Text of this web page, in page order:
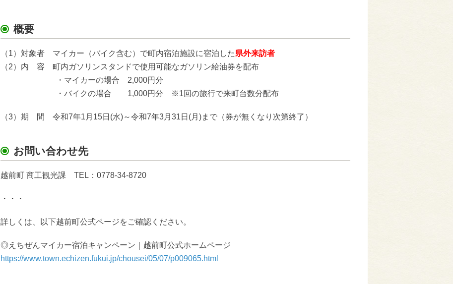
概要
（1）対象者 マイカー（バイク含む）で町内宿泊施設に宿泊した県外来訪者
（2）内 容 町内ガソリンスタンドで使用可能なガソリン給油券を配布
・マイカーの場合 2,000円分
・バイクの場合 1,000円分 ※1回の旅行で来町台数分配布
（3）期 間 令和7年1月15日(水)～令和7年3月31日(月)まで（券が無くなり次第終了）
お問い合わせ先
越前町 商工観光課 TEL：0778-34-8720
・・・
詳しくは、以下越前町公式ページをご確認ください。
◎えちぜんマイカー宿泊キャンペーン｜越前町公式ホームページ
https://www.town.echizen.fukui.jp/chousei/05/07/p009065.html